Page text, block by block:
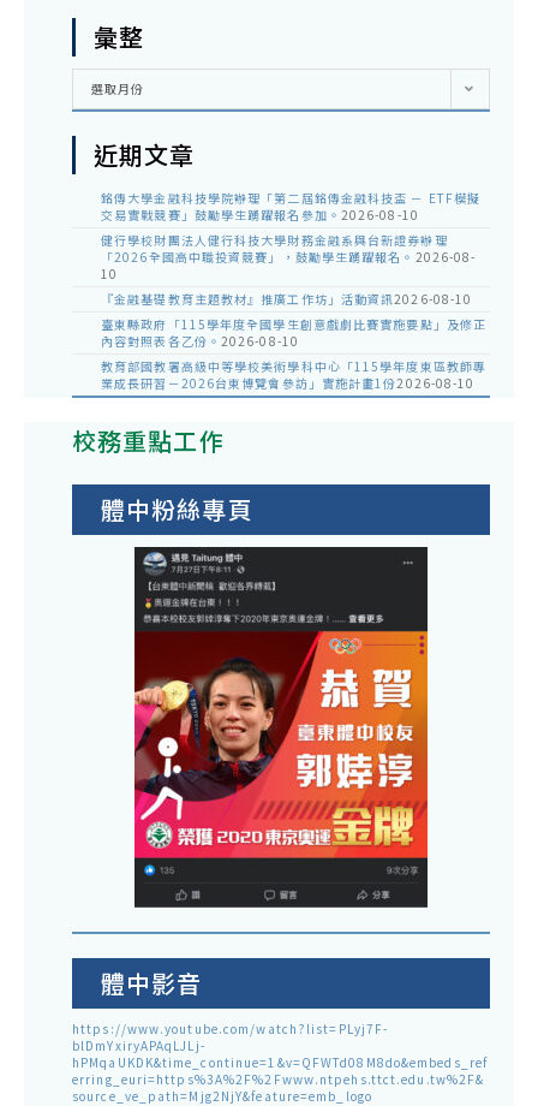
彙整
彙
選取月份
近期文章
銘傳大學金融科技學院辦理「第二屆銘傳金融科技盃 － ETF模擬
交易實戰競賽」鼓勵學生踴躍報名參加。 2026-08-10
健行學校財團法人健行科技大學財務金融系與台新證券辦理
「2026全國高中職投資競賽」，鼓勵學生踴躍報名。 2026-08-
10
『金融基礎教育主題教材』推廣工作坊」活動資訊2026-08-10
臺東縣政府「115學年度全國學生創意戲劇比賽實施要點」及修正
內容對照表各乙份。 2026-08-10
教育部國教署高級中等學校美術學科中心「115學年度東區教師專
業成長研習－2026台東博覽會參訪」實施計畫1份2026-08-10
校務重點工作
體中粉絲專頁
體中影音
https://www.youtube.com/watch?list=PLyj7F-
blDmYxiryAPAqLJLj-
hPMqaUKDK&time_continue=1&v=QFWTd08M8do&embeds_ref
erring_euri=https%3A%2F%2Fwww.ntpehs.ttct.edu.tw%2F&
source_ve_path=Mjg2NjY&feature=emb_logo